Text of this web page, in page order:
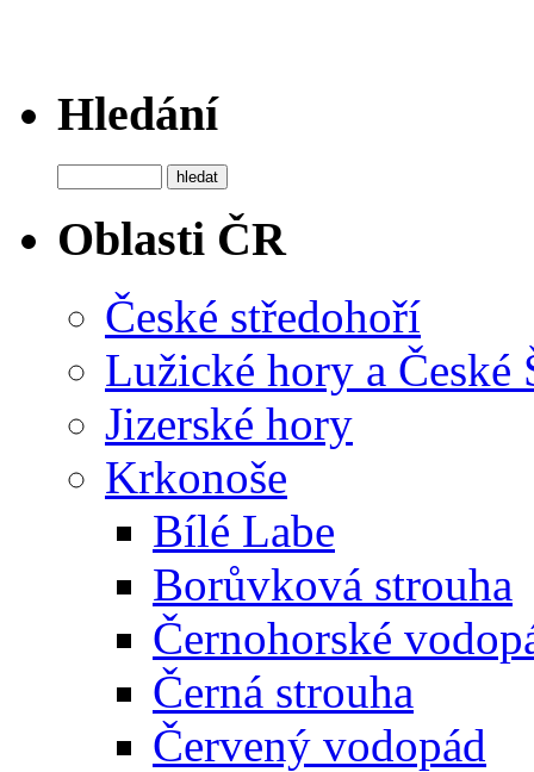
Hledání
Oblasti ČR
České středohoří
Lužické hory a České
Jizerské hory
Krkonoše
Bílé Labe
Borůvková strouha
Černohorské
Černá strouha
Červený vodopád